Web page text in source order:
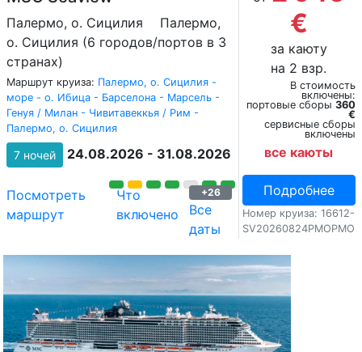
Палермо, о. Сицилия
Палермо,
о. Сицилия (6 городов/портов в 3
странах)
Маршрут круиза: Палермо, о. Сицилия -
море - о. Ибица - Барселона - Марсель -
Генуя / Милан - Чивитавеккья / Рим -
Палермо, о. Сицилия
7 ночей 24.08.2026 - 31.08.2026
Посмотреть
маршрут
Что
включено
+26
Все
даты
€
за каюту
на 2 взр.
В стоимость
включены:
портовые сборы 360
€
сервисные сборы
включены
все каюты
Подробнее
Номер круиза: 16612-
SV20260824PMOPMO